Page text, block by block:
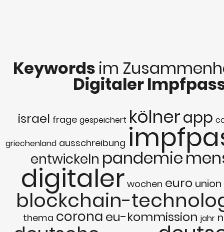
Keywords im
Digitaler
israel frage gespeichert kölnerapp
griechenland ausschreibung
entwickeln pandemie
digitaler wochen euro union
blockchain-
thema corona eu-kommission jahr